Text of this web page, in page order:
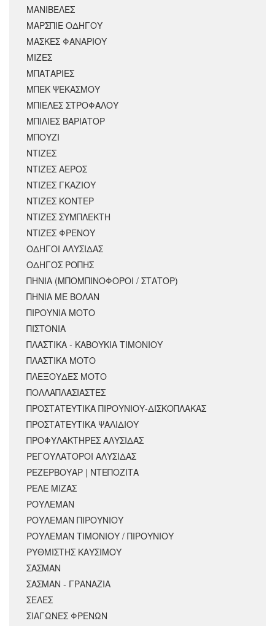
ΜΑΝΙΒΕΛΕΣ
ΜΑΡΣΠΙΕ ΟΔΗΓΟΥ
ΜΑΣΚΕΣ ΦΑΝΑΡΙΟΥ
ΜΙΖΕΣ
ΜΠΑΤΑΡΙΕΣ
ΜΠΕΚ ΨΕΚΑΣΜΟΥ
ΜΠΙΕΛΕΣ ΣΤΡΟΦΑΛΟΥ
ΜΠΙΛΙΕΣ ΒΑΡΙΑΤΟΡ
ΜΠΟΥΖΙ
ΝΤΙΖΕΣ
ΝΤΙΖΕΣ ΑΕΡΟΣ
ΝΤΙΖΕΣ ΓΚΑΖΙΟΥ
ΝΤΙΖΕΣ ΚΟΝΤΕΡ
ΝΤΙΖΕΣ ΣΥΜΠΛΕΚΤΗ
ΝΤΙΖΕΣ ΦΡΕΝΟΥ
ΟΔΗΓΟΙ ΑΛΥΣΙΔΑΣ
ΟΔΗΓΟΣ ΡΟΠΗΣ
ΠΗΝΙΑ (ΜΠΟΜΠΙΝΟΦΟΡΟΙ / ΣΤΑΤΟΡ)
ΠΗΝΙΑ ΜΕ ΒΟΛΑΝ
ΠΙΡΟΥΝΙΑ ΜΟΤΟ
ΠΙΣΤΟΝΙΑ
ΠΛΑΣΤΙΚΑ - ΚΑΒΟΥΚΙΑ ΤΙΜΟΝΙΟΥ
ΠΛΑΣΤΙΚΑ ΜΟΤΟ
ΠΛΕΞΟΥΔΕΣ ΜΟΤΟ
ΠΟΛΛΑΠΛΑΣΙΑΣΤΕΣ
ΠΡΟΣΤΑΤΕΥΤΙΚΑ ΠΙΡΟΥΝΙΟΥ-ΔΙΣΚΟΠΛΑΚΑΣ
ΠΡΟΣΤΑΤΕΥΤΙΚΑ ΨΑΛΙΔΙΟΥ
ΠΡΟΦΥΛΑΚΤΗΡΕΣ ΑΛΥΣΙΔΑΣ
ΡΕΓΟΥΛΑΤΟΡΟΙ ΑΛΥΣΙΔΑΣ
ΡΕΖΕΡΒΟΥΑΡ | ΝΤΕΠΟΖΙΤΑ
ΡΕΛΕ ΜΙΖΑΣ
ΡΟΥΛΕΜΑΝ
ΡΟΥΛΕΜΑΝ ΠΙΡΟΥΝΙΟΥ
ΡΟΥΛΕΜΑΝ ΤΙΜΟΝΙΟΥ / ΠΙΡΟΥΝΙΟΥ
ΡΥΘΜΙΣΤΗΣ ΚΑΥΣΙΜΟΥ
ΣΑΣΜΑΝ
ΣΑΣΜΑΝ - ΓΡΑΝΑΖΙΑ
ΣΕΛΕΣ
ΣΙΑΓΩΝΕΣ ΦΡΕΝΩΝ